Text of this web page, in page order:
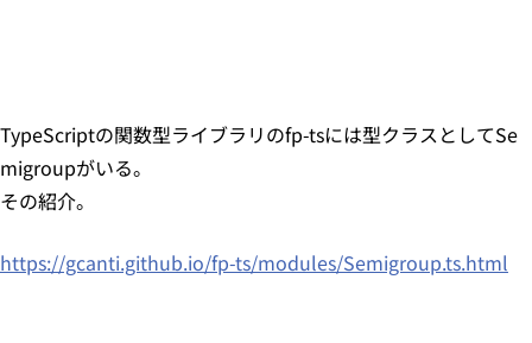
TypeScriptの関数型ライブラリのfp-tsには型クラスとしてSe
migroupがいる。
その紹介。
https://gcanti.github.io/fp-ts/modules/Semigroup.ts.html